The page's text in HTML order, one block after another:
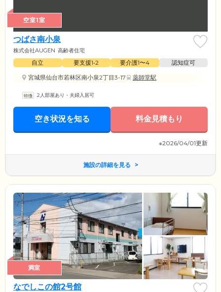
空室1室
つばさ南小泉
株式会社AUGEN 高齢者住宅
自立 要支援1•2 要介護1〜4
認知症可
宮城県仙台市若林区南小泉2丁目3-17
薬師堂駅
2人部屋あり・夫婦入居可
空き状況を知る 料金見積もり
※2026/04/01更新
施設の詳細を見る
満室
なでしこの館2号館